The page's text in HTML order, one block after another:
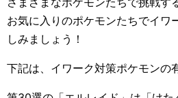
お気に入りのポケモンたちでイワ
しみましょう！
下記は、イワーク対策ポケモンの